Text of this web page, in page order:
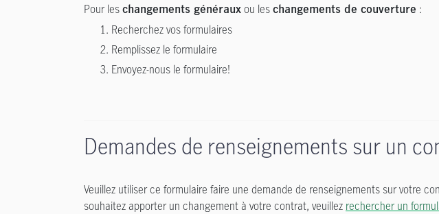
Pour les changements généraux ou les changements de couverture :
Recherchez vos formulaires
Remplissez le formulaire
Envoyez-nous le formulaire!
Demandes de renseignements sur un
Veuillez utiliser ce formulaire faire une demande de renseignements sur votre
souhaitez apporter un changement à votre contrat, veuillez rechercher un